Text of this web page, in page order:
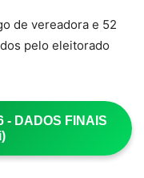
de vereadora e 52
pelo eleitorado
- DADOS FINAIS